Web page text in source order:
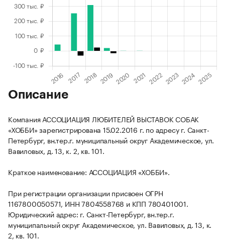
Описание
Компания АССОЦИАЦИЯ ЛЮБИТЕЛЕЙ ВЫСТАВОК СОБАК
«ХОББИ» зарегистрирована 15.02.2016 г. по адресу г. Санкт-
Петербург, вн.тер.г. муниципальный округ Академическое, ул.
Вавиловых, д. 13, к. 2, кв. 101.
Краткое наименование: АССОЦИАЦИЯ «ХОББИ».
При регистрации организации присвоен ОГРН
1167800050571, ИНН 7804558768 и КПП 780401001.
Юридический адрес: г. Санкт-Петербург, вн.тер.г.
муниципальный округ Академическое, ул. Вавиловых, д. 13, к.
2, кв. 101.